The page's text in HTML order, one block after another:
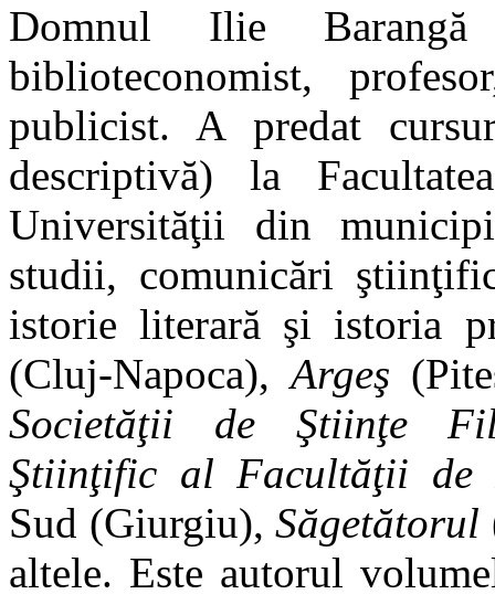
Domnul Ilie
biblioteconomist,
publicist. A predat
descriptivă) la
Universităţii din
studii, comunicări
istorie literară şi istoria
(Cluj-Napoca), Argeş
Societăţii de Ştiinţe
Ştiinţific al Facultăţii de
Sud (Giurgiu),Săgetătorul
altele. Este autorul